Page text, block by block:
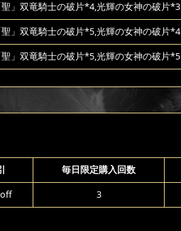
」双竜騎士の破片*4,光輝の女神の破片*3
」双竜騎士の破片*5,光輝の女神の破片*4
」双竜騎士の破片*5,光輝の女神の破片*5
毎日限定購入回数
3